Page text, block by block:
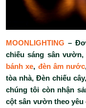
MOONLIGHTING –
chiếu sáng sân
bánh xe, đèn âm nước
tòa nhà, Đèn chiếu
chúng tôi còn nhận
cột sân vườn theo